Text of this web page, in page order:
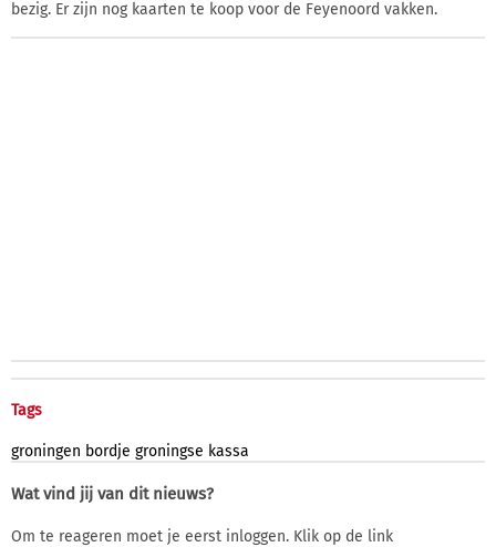
bezig. Er zijn nog kaarten te koop voor de Feyenoord vakken.
Tags
groningen bordje groningse kassa
Wat vind jij van dit nieuws?
Om te reageren moet je eerst inloggen. Klik op de link